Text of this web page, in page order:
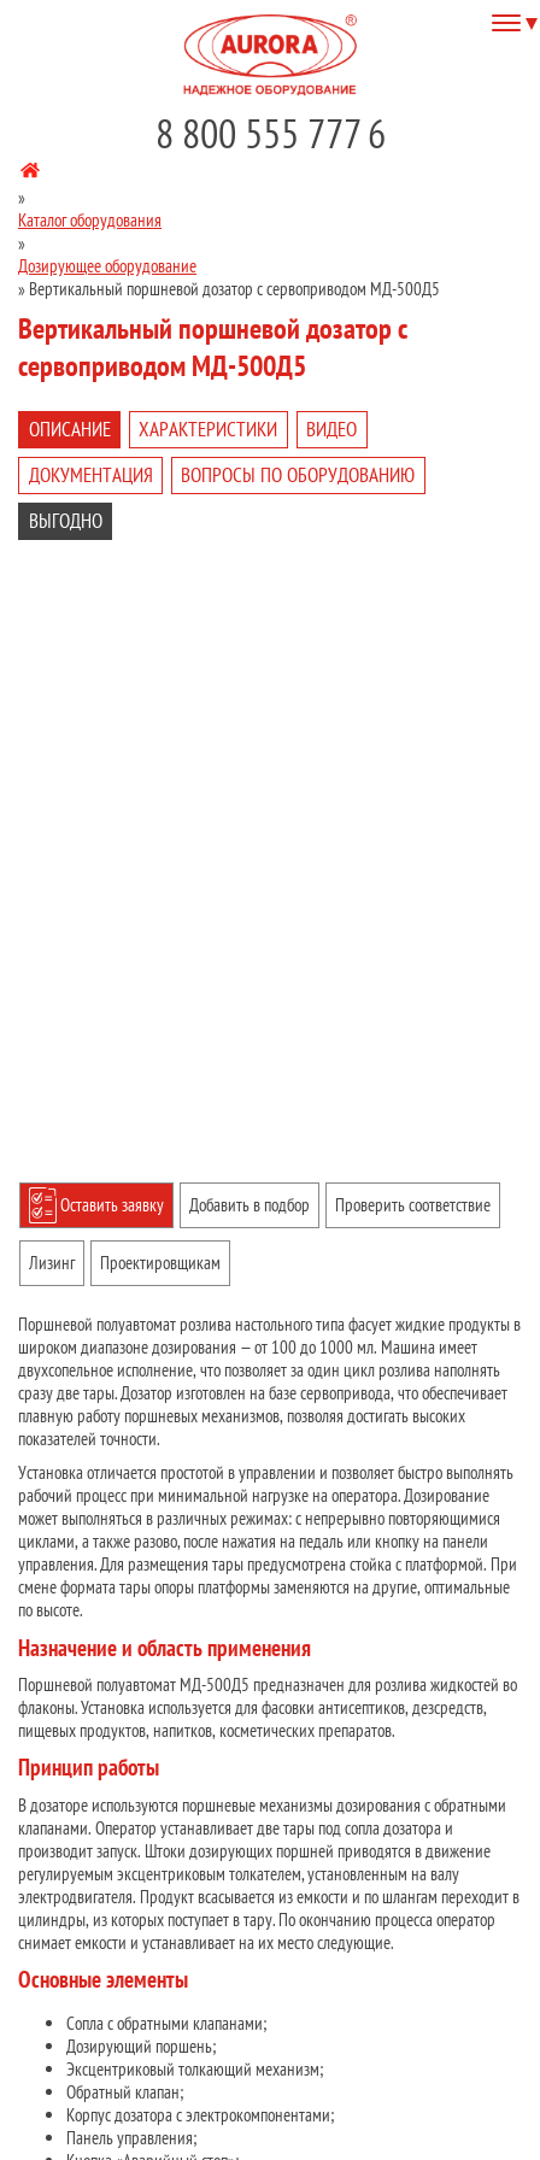
8 800 555 777 6
»
Каталог оборудования
»
Дозирующее оборудование
» Вертикальный поршневой дозатор с сервоприводом МД-500Д5
Вертикальный поршневой дозатор с
сервоприводом МД-500Д5
ОПИСАНИЕ ХАРАКТЕРИСТИКИ
ВИДЕО
ДОКУМЕНТАЦИЯ
ВОПРОСЫ ПО ОБОРУДОВАНИЮ
ВЫГОДНО
Оставить заявку Добавить в подбор Проверить соответствие
Лизинг Проектировщикам
Поршневой полуавтомат розлива настольного типа фасует жидкие продукты в
широком диапазоне дозирования — от 100 до 1000 мл. Машина имеет
двухсопельное исполнение, что позволяет за один цикл розлива наполнять
сразу две тары. Дозатор изготовлен на базе сервопривода, что обеспечивает
плавную работу поршневых механизмов, позволяя достигать высоких
показателей точности.
Установка отличается простотой в управлении и позволяет быстро выполнять
рабочий процесс при минимальной нагрузке на оператора. Дозирование
может выполняться в различных режимах: с непрерывно повторяющимися
циклами, а также разово, после нажатия на педаль или кнопку на панели
управления. Для размещения тары предусмотрена стойка с платформой. При
смене формата тары опоры платформы заменяются на другие, оптимальные
по высоте.
Назначение и область применения
Поршневой полуавтомат МД-500Д5 предназначен для розлива жидкостей во
флаконы. Установка используется для фасовки антисептиков, дезсредств,
пищевых продуктов, напитков, косметических препаратов.
Принцип работы
В дозаторе используются поршневые механизмы дозирования с обратными
клапанами. Оператор устанавливает две тары под сопла дозатора и
производит запуск. Штоки дозирующих поршней приводятся в движение
регулируемым эксцентриковым толкателем, установленным на валу
электродвигателя. Продукт всасывается из емкости и по шлангам переходит в
цилиндры, из которых поступает в тару. По окончанию процесса оператор
снимает емкости и устанавливает на их место следующие.
Основные элементы
Сопла с обратными клапанами;
Дозирующий поршень;
Эксцентриковый толкающий механизм;
Обратный клапан;
Корпус дозатора с электрокомпонентами;
Панель управления;